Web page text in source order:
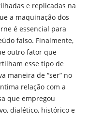
e replicadas na
a maquinação dos
é essencial para
falso. Finalmente,
outro fator que
esse tipo de
maneira de “ser” no
relação com a
que empregou
dialético, histórico e